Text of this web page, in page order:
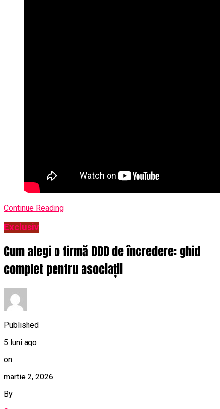
Continue Reading
Exclusiv
Cum alegi o firmă DDD de încredere: ghid
complet pentru asociații
Published
5 luni ago
on
martie 2, 2026
By